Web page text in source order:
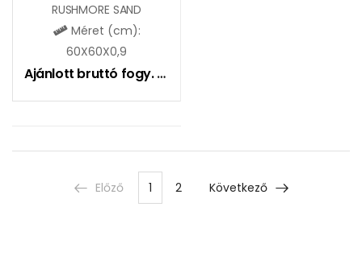
RUSHMORE SAND
Méret (cm):
60X60X0,9
Ajánlott bruttó fogy. ár:
Előző 1 2 Következő